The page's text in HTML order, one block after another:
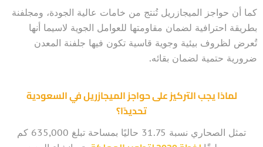
كما أن حواجز الميجازريل تُنتج من خامات عالية الجودة، ومجلفنة
بطريقة احترافية لضمان مقاومتها للعوامل الجوية لاسيما أنها
تُعرض لظروف بيئية وجوية قاسية تكون فيها جلفنة المعدن
ضرورية حتمية لضمان بقائه.
لماذا يجب التركيز على حواجز الميجازريل في السعودية
تحديدًا؟
تمثل الصحاري نسبة 31.75 حاليًا بمساحة تبلغ 635,000 كم